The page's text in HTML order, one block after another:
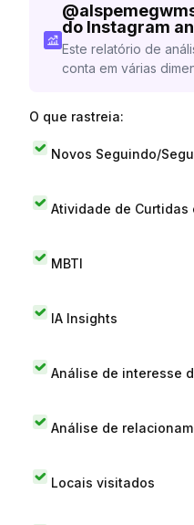
@
do Instagram
Este relatório de
conta em várias
O que rastreia:
Novos Seguindo/
Atividade de Curtidas
MBTI
IA Insights
Análise de interesse
Análise de
Locais visitados